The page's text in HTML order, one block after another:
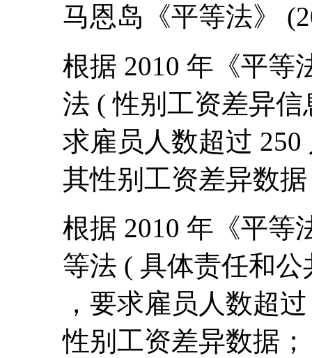
马恩岛《平等法》
根据 2010 年《平等
法 ( 性别工资差异信
求雇员人数超过
其性别工资差异数
根据 2010 年《平等
等法 ( 具体责任和
，要求雇员人数超
性别工资差异数据；